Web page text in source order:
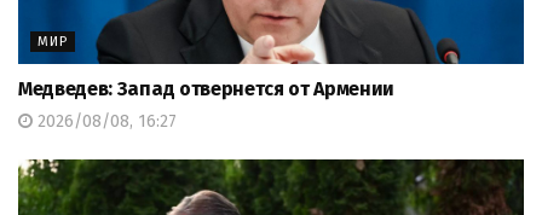
МИР
Медведев: Запад отвернется от Армении
2026/08/08, 16:27